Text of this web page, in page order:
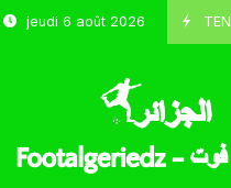
jeudi 6 août 2026
يتحدث عن طموحاته مع